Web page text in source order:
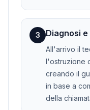
3 Diagnosi
All'arrivo il
l'ostruzione
creando il
in base a
della